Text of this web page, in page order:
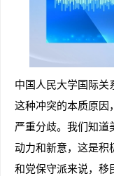
中国人民大学国际
这种冲突的本质原因
严重分歧。我们知道
动力和新意，这是积
和党保守派来说，移